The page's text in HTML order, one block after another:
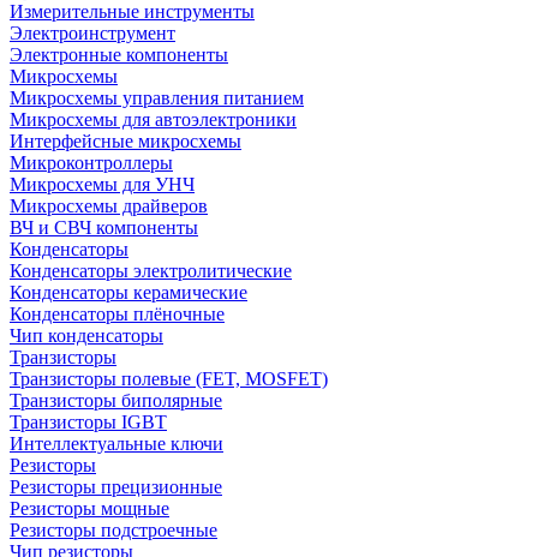
Измерительные инструменты
Электроинструмент
Электронные компоненты
Микросхемы
Микросхемы управления питанием
Микросхемы для автоэлектроники
Интерфейсные микросхемы
Микроконтроллеры
Микросхемы для УНЧ
Микросхемы драйверов
ВЧ и СВЧ компоненты
Конденсаторы
Конденсаторы электролитические
Конденсаторы керамические
Конденсаторы плёночные
Чип конденсаторы
Транзисторы
Транзисторы полевые (FET, MOSFET)
Транзисторы биполярные
Транзисторы IGBT
Интеллектуальные ключи
Резисторы
Резисторы прецизионные
Резисторы мощные
Резисторы подстроечные
Чип резисторы